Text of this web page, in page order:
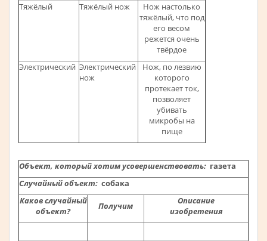
Тяжёлый
Тяжёлый нож
Нож настолько
тяжёлый, что под
его весом
режется очень
твёрдое
Электрический Электрический
нож
Нож, по лезвию
которого
протекает ток,
позволяет
убивать
микробы на
пище
Объект, который хотим усовершенствовать: газета
Случайный объект: собака
Каков случайный
объект?
Получим
Описание
изобретения